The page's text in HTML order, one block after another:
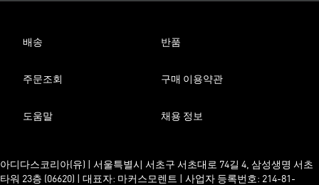
배송 반품
주문조회 구매 이용약관
도움말 채용 정보
아디다스코리아(유) | 서울특별시 서초구 서초대로 74길 4, 삼성생명 서초
타워 23층 (06620) | 대표자: 마커스모렌트 | 사업자 등록번호: 214-81-